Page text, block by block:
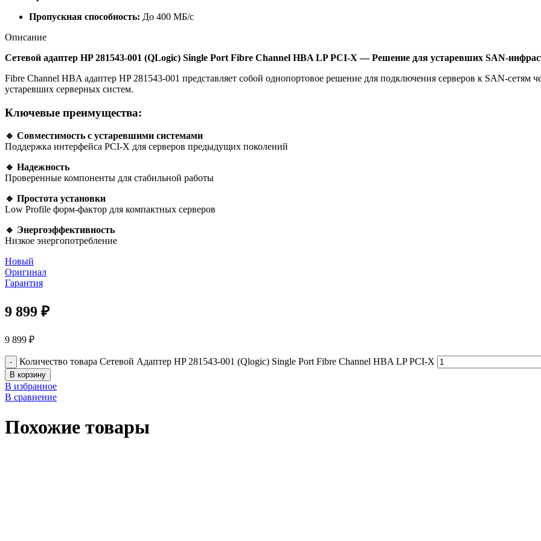
Пропускная способность: До 400 МБ/с
Описание
Сетевой адаптер HP 281543-001 (QLogic) Single Port Fibre Channel HBA LP PCI-X — Решение для устаревших SAN-
Fibre Channel HBA адаптер HP 281543-001 представляет собой однопортовое решение для подключения серверов к SAN-сетям
устаревших серверных систем.
Ключевые преимущества:
🔹 Совместимость с устаревшими системами
Поддержка интерфейса PCI-X для серверов предыдущих поколений
🔹 Надежность
Проверенные компоненты для стабильной работы
🔹 Простота установки
Low Profile форм-фактор для компактных серверов
🔹 Энергоэффективность
Низкое энергопотребление
Новый
Оригинал
Гарантия
9 899 ₽
9 899 ₽
Количество товара Сетевой Адаптер HP 281543-001 (Qlogic) Single Port Fibre Channel HBA LP PCI-X
В корзину
В избранное
В сравнение
Похожие товары